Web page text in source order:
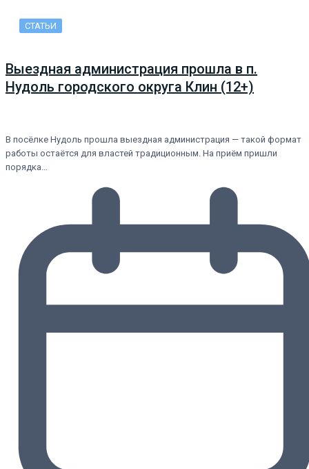
СТАТЬИ
Выездная администрация прошла в п.
Нудоль городского округа Клин (12+)
В посёлке Нудоль прошла выездная администрация — такой формат
работы остаётся для властей традиционным. На приём пришли
порядка…